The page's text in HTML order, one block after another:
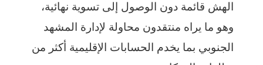
الهش قائمة دون الوصول إلى تسوية نهائية،
وهو ما يراه منتقدون محاولة لإدارة المشهد
الجنوبي بما يخدم الحسابات الإقليمية أكثر من